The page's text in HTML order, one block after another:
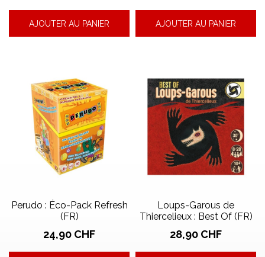
AJOUTER AU PANIER AJOUTER AU PANIER
Perudo : Éco-Pack Refresh
(FR)
Prix
24,90 CHF
Loups-Garous de
Thiercelieux : Best Of (FR)
Prix
28,90 CHF